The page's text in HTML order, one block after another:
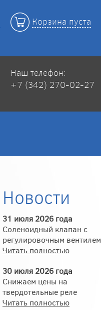
Корзина пуста
Наш телефон:
+7 (342) 270-02-27
Новости
31 июля 2026 года
Соленоидный клапан с
регулировочным вентилем
Читать полностью
30 июля 2026 года
Снижаем цены на
твердотельные реле
Читать полностью